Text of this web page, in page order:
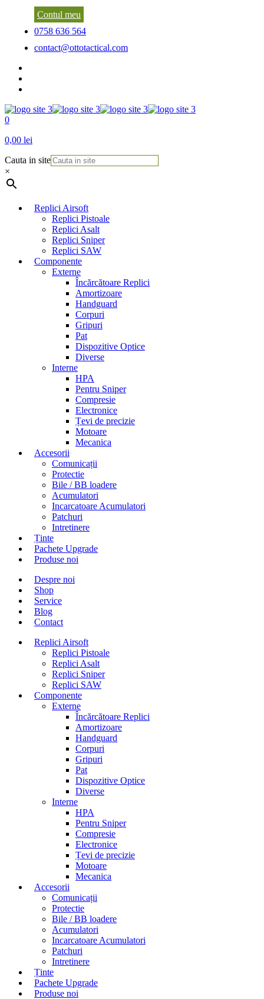
Contul meu
0758 636 564
contact@ottotactical.com
0
0,00 lei
Cauta in site
×
Replici Airsoft
Replici Pistoale
Replici Asalt
Replici Sniper
Replici SAW
Componente
Externe
Încărcătoare Replici
Amortizoare
Handguard
Corpuri
Gripuri
Pat
Dispozitive Optice
Diverse
Interne
HPA
Pentru Sniper
Compresie
Electronice
Țevi de precizie
Motoare
Mecanica
Accesorii
Comunicații
Protectie
Bile / BB loadere
Acumulatori
Incarcatoare Acumulatori
Patchuri
Intretinere
Ținte
Pachete Upgrade
Produse noi
Despre noi
Shop
Service
Blog
Contact
Replici Airsoft
Replici Pistoale
Replici Asalt
Replici Sniper
Replici SAW
Componente
Externe
Încărcătoare Replici
Amortizoare
Handguard
Corpuri
Gripuri
Pat
Dispozitive Optice
Diverse
Interne
HPA
Pentru Sniper
Compresie
Electronice
Țevi de precizie
Motoare
Mecanica
Accesorii
Comunicații
Protectie
Bile / BB loadere
Acumulatori
Incarcatoare Acumulatori
Patchuri
Intretinere
Ținte
Pachete Upgrade
Produse noi